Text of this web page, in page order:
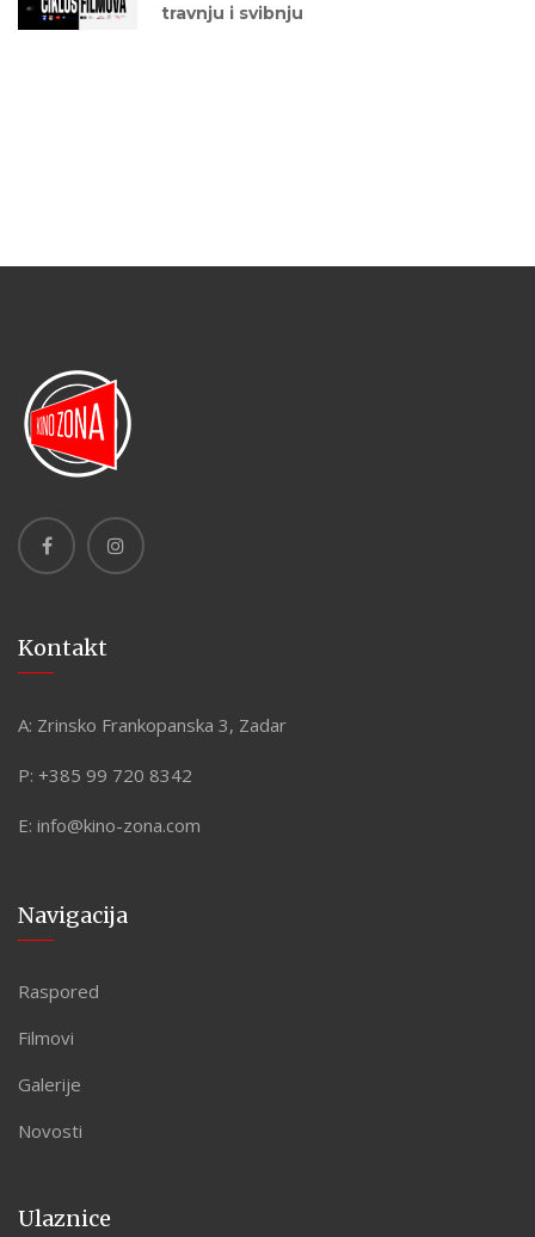
travnju i svibnju
Kontakt
A: Zrinsko Frankopanska 3, Zadar
P: +385 99 720 8342
E: info@kino-zona.com
Navigacija
Raspored
Filmovi
Galerije
Novosti
Ulaznice